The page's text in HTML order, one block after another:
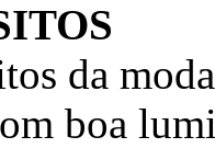
da
boa